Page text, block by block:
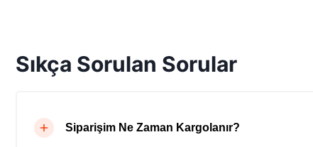
Sıkça Sorulan Sorular
Siparişim Ne Zaman Kargolanır?